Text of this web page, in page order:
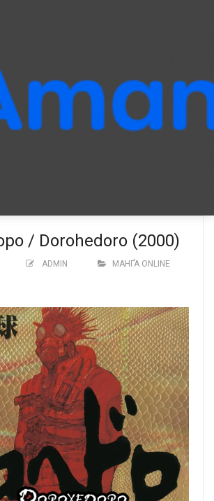
/ Dorohedoro (2000)
ADMIN
МАНҐА ONLINE